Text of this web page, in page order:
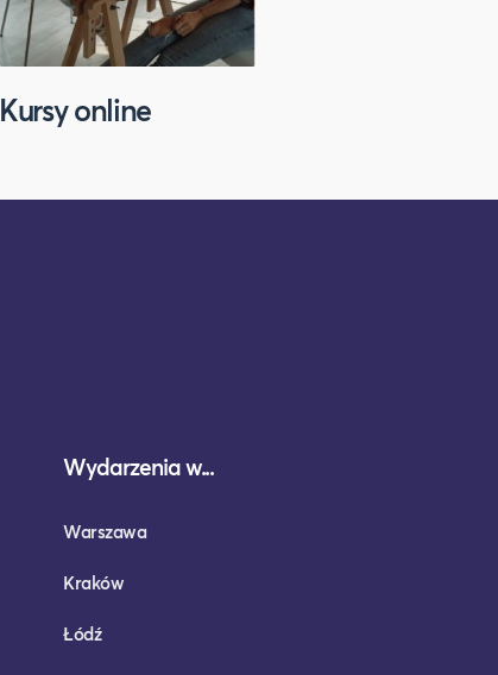
Kursy online
Wydarzenia w...
Warszawa
Kraków
Łódź